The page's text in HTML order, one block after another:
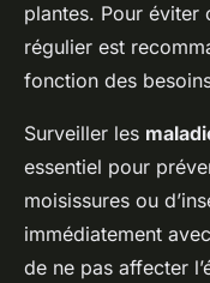
plantes. Pour éviter
régulier est
fonction des
Surveiller les
essentiel pour
moisissures ou
immédiatement
de ne pas affecter